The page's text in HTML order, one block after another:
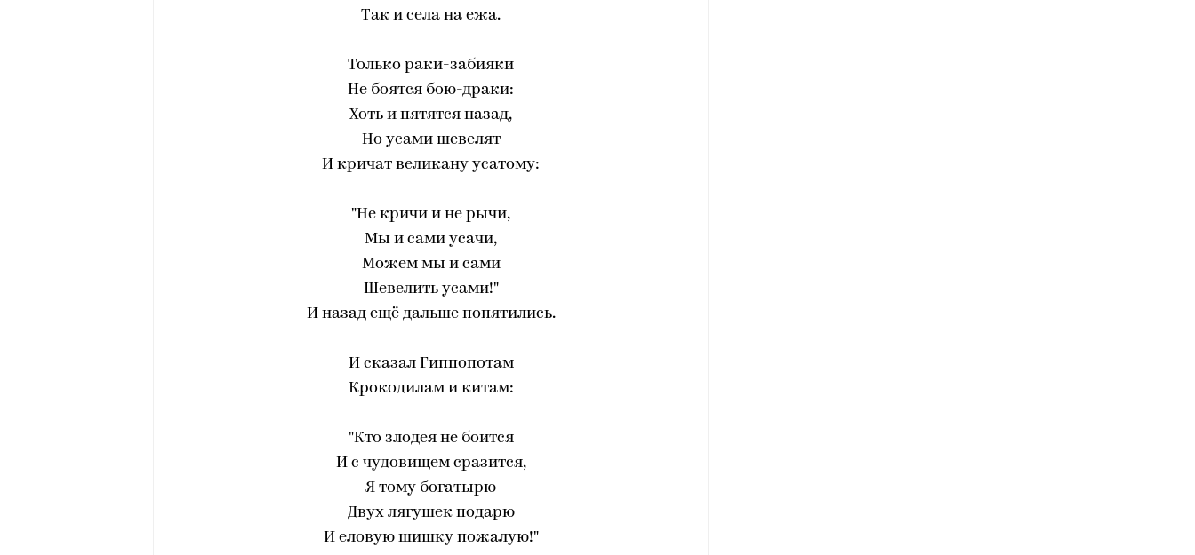
Так и села на ежа.
Только раки-забияки
Не боятся бою-драки:
Хоть и пятятся назад,
Но усами шевелят
И кричат великану усатому:
"Не кричи и не рычи,
Мы и сами усачи,
Можем мы и сами
Шевелить усами!"
И назад ещё дальше попятились.
И сказал Гиппопотам
Крокодилам и китам:
"Кто злодея не боится
И с чудовищем сразится,
Я тому богатырю
Двух лягушек подарю
И еловую шишку пожалую!"